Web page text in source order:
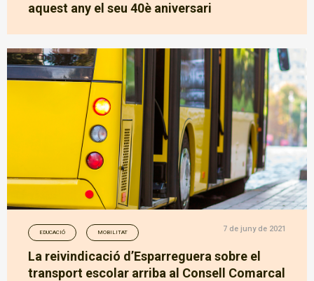
aquest any el seu 40è aniversari
EDUCACIÓ MOBILITAT 7 de juny de 2021
La reivindicació d’Esparreguera sobre el
transport escolar arriba al Consell Comarcal